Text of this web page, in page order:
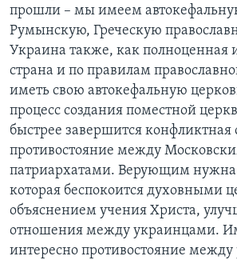
прошли – мы имеем
Румынскую, Греческую
Украина также, как полноценная
страна и по правилам
иметь свою автокефальную
процесс создания поместной
быстрее завершится конфликтная
противостояние между
патриархатами. Верующим нужна
которая беспокоится духовными
объяснением учения Христа,
отношения между украинцами.
интересно противостояние